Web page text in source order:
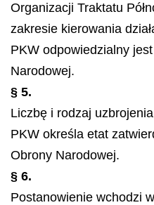
Organizacji Traktatu
zakresie kierowania
PKW odpowiedzialny
Narodowej.
§ 5.
Liczbę i rodzaj
PKW określa etat
Obrony Narodowej.
§ 6.
Postanowienie wchodzi